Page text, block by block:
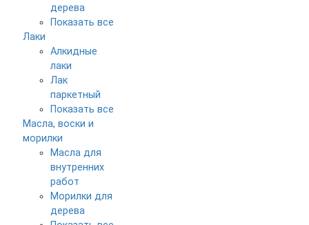
дерева
Показать все
Лаки
Алкидные
лаки
Лак
паркетный
Показать все
Масла, воски и
морилки
Масла для
внутренних
работ
Морилки для
дерева